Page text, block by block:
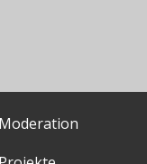
Moderation